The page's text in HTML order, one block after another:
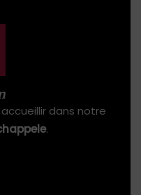
dans notre
.